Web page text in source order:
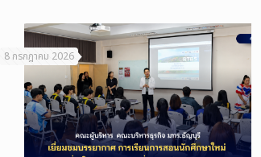
8 กรกฎาคม 2026